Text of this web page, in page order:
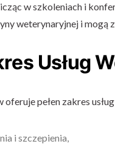
w szkoleniach i
weterynaryjnej i mogą
Usług
pełen zakres
i szczepienia,